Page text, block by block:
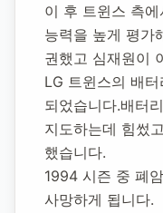
이 후 트윈스 측
능력을 높게 평가
권했고 심재원이
LG 트윈스의 배
되었습니다.배터
지도하는데 힘썼
했습니다.
1994 시즌 중 폐
사망하게 됩니다.